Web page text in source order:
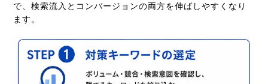
で、検索流入とコンバージョンの両方を伸ばしやすくなり
ます。